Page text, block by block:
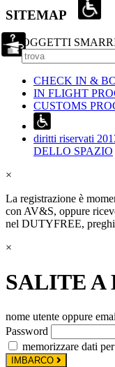
SITEMAP
OGGETTI
CHECK IN &
IN FLIGHT
CUSTOMS
diritti riservati
DELLO SPAZIO
×
La registrazione è
con AV&S, oppure
nel DUTYFREE,
×
SALITE A
nome utente oppure
Password
memorizzare dati
IMBARCO